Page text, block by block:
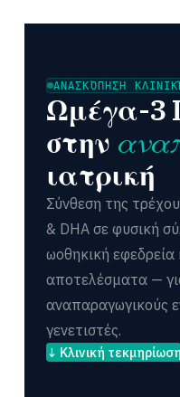
ΑΝΑΣΚΌΠΗΣΗ
Ωμέγα-3
στην
ιατρική
Σύνθεση της
& DHA σε φυσική
ωοθηκική εφεδρεία
αποτελέσματα —
αναπαραγωγικούς
γενετιστές.
↓ Κλινική τεκμηρίωση